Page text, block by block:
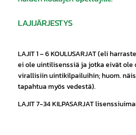
LAJIJÄRJESTYS
LAJIT 1 – 6 KOULUSARJAT (eli
ei ole uintilisenssiä ja jotka eivät ole
virallisiin uintikilpailuihin; huom.
tapahtua myös vedestä).
LAJIT 7-34 KILPASARJAT